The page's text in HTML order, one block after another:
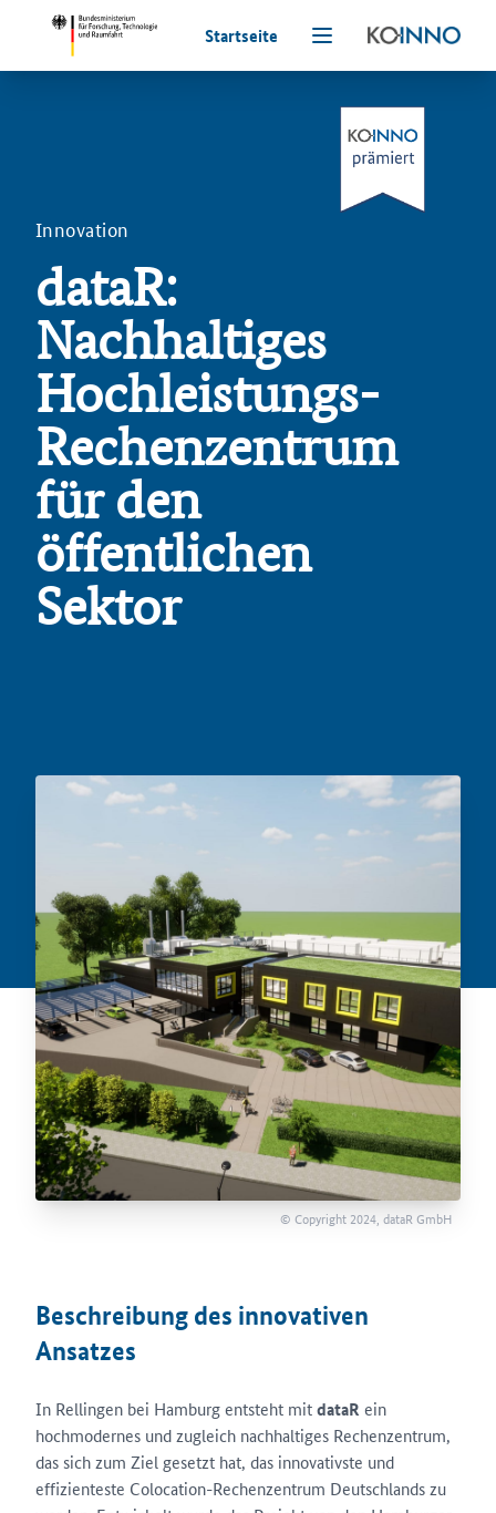
Startseite
Innovation
dataR:
Nachhaltiges
Hochleistungs-
Rechenzentrum
für den
öffentlichen
Sektor
© Copyright 2024, dataR GmbH
Beschreibung des innovativen
Ansatzes
In Rellingen bei Hamburg entsteht mitdataR ein
hochmodernes und zugleich nachhaltiges Rechenzentrum,
das sich zum Ziel gesetzt hat, das innovativste und
effizienteste Colocation-Rechenzentrum Deutschlands zu